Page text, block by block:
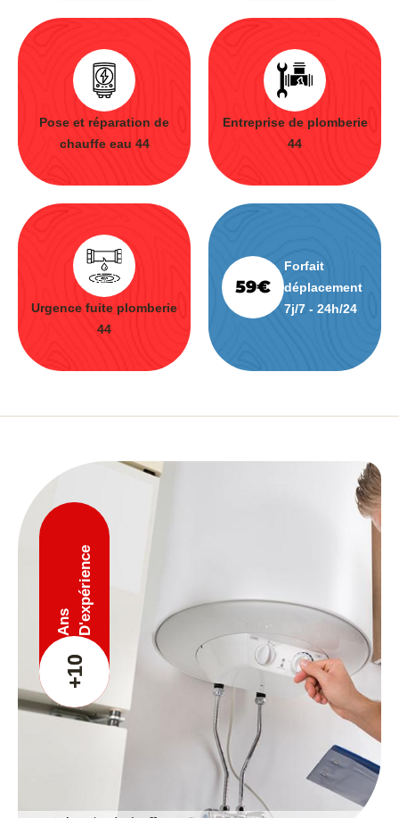
Pose et réparation de
chauffe eau 44
Entreprise de plomberie
44
Urgence fuite plomberie
44
Forfait
déplacement
7j/7 - 24h/24
+10
Ans D'expérience